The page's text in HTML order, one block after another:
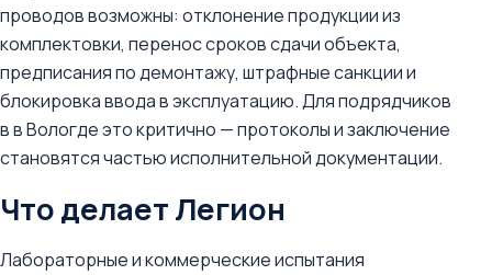
проводов возможны: отклонение продукции из
комплектовки, перенос сроков сдачи объекта,
предписания по демонтажу, штрафные санкции и
блокировка ввода в эксплуатацию. Для подрядчиков
в в Вологде это критично — протоколы и заключение
становятся частью исполнительной документации.
Что делает Легион
Лабораторные и коммерческие испытания